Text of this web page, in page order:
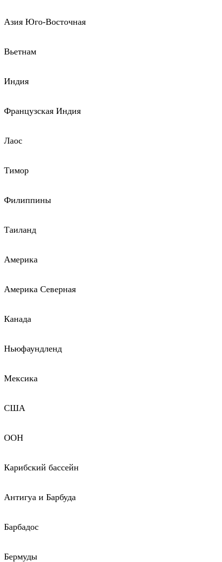
Азия Юго-Восточная
Вьетнам
Индия
Французская Индия
Лаос
Тимор
Филиппины
Таиланд
Америка
Америка Северная
Канада
Ньюфаундленд
Мексика
США
ООН
Карибский бассейн
Антигуа и Барбуда
Барбадос
Бермуды